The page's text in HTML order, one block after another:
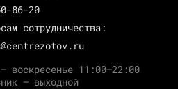
86-20
сотрудничества:
воскресенье 11:00–22:00
— выходной